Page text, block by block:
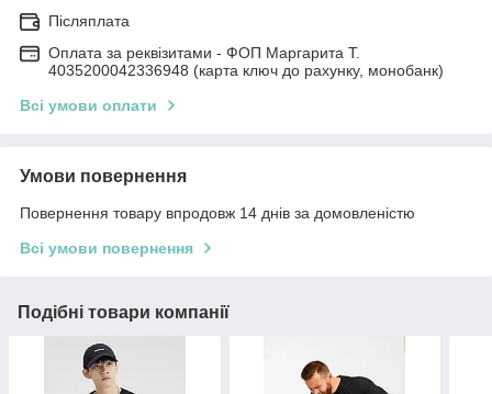
Післяплата
Оплата за реквізитами - ФОП Маргарита Т.
4035200042336948 (карта ключ до рахунку, монобанк)
Всі умови оплати
Умови повернення
Повернення товару впродовж 14 днів за домовленістю
Всі умови повернення
Подібні товари компанії